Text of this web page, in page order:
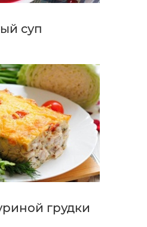
суп
грудки